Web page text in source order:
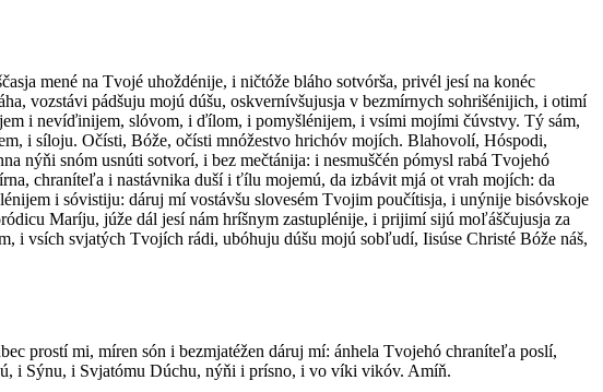
mené na Tvojé uhoždénije, i ničtóže bláho sotvórša, privél jesí na konéc
vozstávi pádšuju mojú dúšu, oskvernívšujusja v bezmírnych sohrišénijich, i otimí
i nevíďinijem, slóvom, i ďílom, i pomyšlénijem, i vsími mojími čúvstvy. Tý sám,
i síloju. Očísti, Bóže, očísti mnóžestvo hrichóv mojích. Blahovolí, Hóspodi,
nýňi snóm usnúti sotvorí, i bez mečtánija: i nesmuščén pómysl rabá Tvojehó
chraníteľa i nastávnika duší i ťílu mojemú, da izbávit mjá ot vrah mojích: da
i sóvistiju: dáruj mí vostávšu slovesém Tvojim poučítisja, i unýnije bisóvskoje
Maríju, júže dál jesí nám hríšnym zastuplénije, i prijimí sijú moľáščujusja za
i vsích svjatých Tvojích rádi, ubóhuju dúšu mojú sobľudí, Iisúse Christé Bóže náš,
prostí mi, míren són i bezmjatéžen dáruj mí: ánhela Tvojehó chraníteľa poslí,
i Sýnu, i Svjatómu Dúchu, nýňi i prísno, i vo víki vikóv. Amíň.